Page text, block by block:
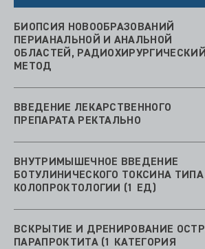
БИОПСИЯ НОВООБРАЗОВАНИЙ
ПЕРИАНАЛЬНОЙ И АНАЛЬНОЙ
ОБЛАСТЕЙ, РАДИОХИРУРГИЧЕСКИЙ
МЕТОД
ВВЕДЕНИЕ ЛЕКАРСТВЕННОГО
ПРЕПАРАТА РЕКТАЛЬНО
ВНУТРИМЫШЕЧНОЕ ВВЕДЕНИЕ
БОТУЛИНИЧЕСКОГО ТОКСИНА ТИПА
КОЛОПРОКТОЛОГИИ (1 ЕД)
ВСКРЫТИЕ И ДРЕНИРОВАНИЕ
ПАРАПРОКТИТА (1 КАТЕГОРИЯ